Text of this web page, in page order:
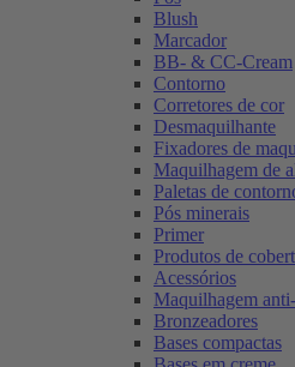
Blush
Marcador
BB- & CC-Cream
Contorno
Corretores de cor
Desmaquilhante
Fixadores de
Maquilhagem de
Paletas de
Pós minerais
Primer
Produtos de
Acessórios
Maquilhagem
Bronzeadores
Bases compactas